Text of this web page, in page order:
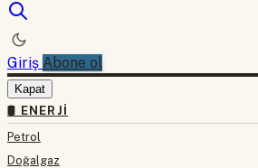
Giriş Abone ol
Kapat
🛢 ENERJI
Petrol
Doğalgaz